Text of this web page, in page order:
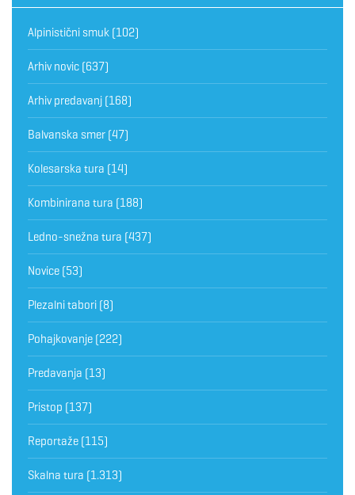
Alpinistični smuk (102)
Arhiv novic (637)
Arhiv predavanj (168)
Balvanska smer (47)
Kolesarska tura (14)
Kombinirana tura (188)
Ledno-snežna tura (437)
Novice (53)
Plezalni tabori (8)
Pohajkovanje (222)
Predavanja (13)
Pristop (137)
Reportaže (115)
Skalna tura (1.313)